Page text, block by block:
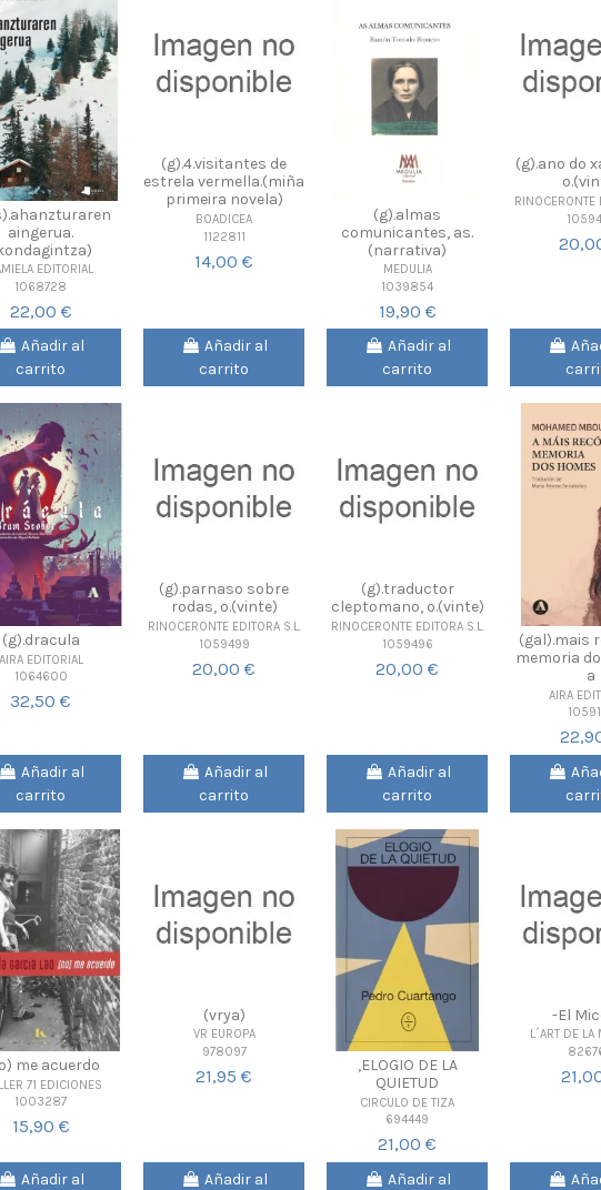
aingerua.
EDITORIAL
1068728
22,00 €
Añadir al
carrito
(g).4.visitantes de
estrela vermella.(miña
primeira novela)
BOADICEA
1122811
14,00 €
Añadir al
carrito
(g).almas
comunicantes, as.
(narrativa)
MEDULIA
1039854
19,90 €
Añadir al
carrito
(g).ano do
RINOCERONTE
(g).dracula
EDITORIAL
1064600
32,50 €
Añadir al
carrito
(g).parnaso sobre
rodas, o.(vinte)
RINOCERONTE EDITORA S.L.
1059499
20,00 €
Añadir al
carrito
(g).traductor
cleptomano, o.(vinte)
RINOCERONTE EDITORA S.L.
1059496
20,00 €
Añadir al
carrito
(gal).mais
memoria
a
AIRA
me acuerdo
71 EDICIONES
1003287
15,90 €
Añadir al
(vrya)
VR EUROPA
978097
21,95 €
Añadir al
,ELOGIO DE LA
QUIETUD
CIRCULO DE TIZA
694449
21,00 €
Añadir al
-El
L´ART DE